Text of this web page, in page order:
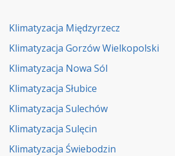
Klimatyzacja Międzyrzecz
Klimatyzacja Gorzów Wielkopolski
Klimatyzacja Nowa Sól
Klimatyzacja Słubice
Klimatyzacja Sulechów
Klimatyzacja Sulęcin
Klimatyzacja Świebodzin